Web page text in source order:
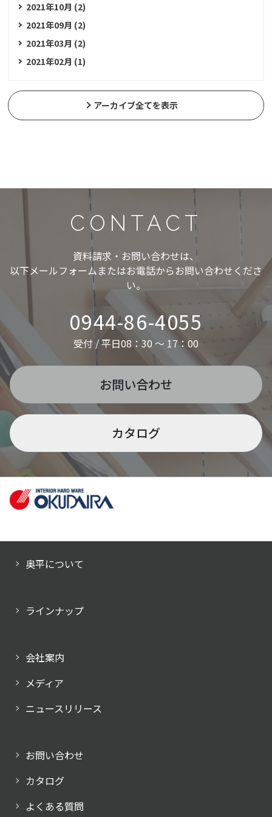
2021年10月 (2)
2021年09月 (2)
2021年03月 (2)
2021年02月 (1)
アーカイブ全てを表示
CONTACT
資料請求・お問い合わせは、
以下メールフォームまたはお電話からお問い合わせくださ
い。
0944-86-4055
受付 / 平日08：30 ～ 17：00
お問い合わせ
カタログ
奥平について
ラインナップ
会社案内
メディア
ニュースリリース
お問い合わせ
カタログ
よくある質問